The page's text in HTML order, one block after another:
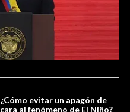
¿Cómo evitar un apagón de
cara al fenómeno de El Niño?